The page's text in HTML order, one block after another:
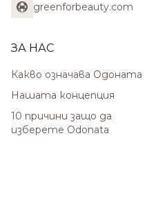
greenforbeauty.com
ЗА НАС
Какво означава Одоната
Нашата концепция
10 причини защо да
изберете Odonata